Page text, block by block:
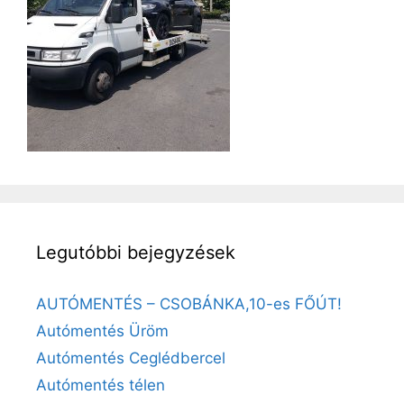
Legutóbbi bejegyzések
AUTÓMENTÉS – CSOBÁNKA,10-es FŐÚT!
Autómentés Üröm
Autómentés Ceglédbercel
Autómentés télen